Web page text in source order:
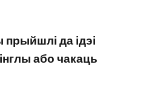
да ідэі
або чакаць